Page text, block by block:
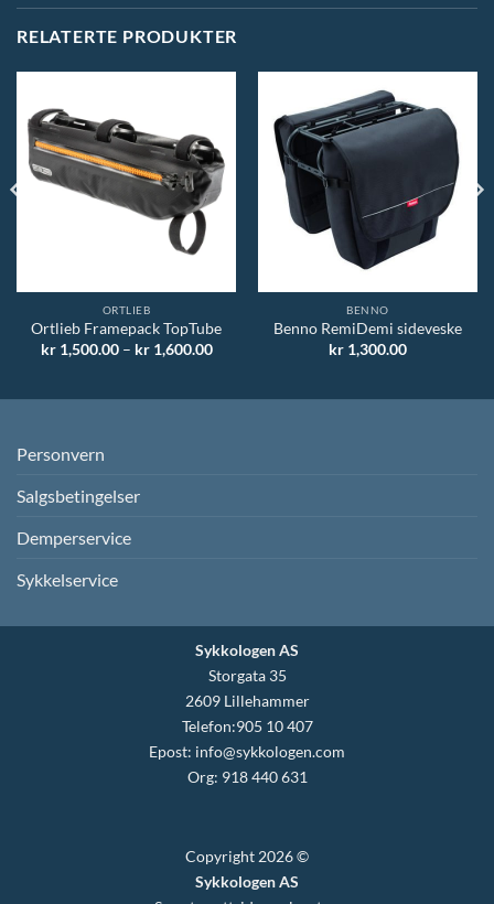
RELATERTE PRODUKTER
ORTLIEB
Ortlieb Framepack TopTube
kr1,500.00 – kr1,600.00Prisområde:
BENNO
Benno RemiDemi sideveske
kr 1,300.00
Personvern
Salgsbetingelser
Demperservice
Sykkelservice
Sykkologen AS
Storgata 35
2609 Lillehammer
Telefon:905 10 407
Epost: info@sykkologen.com
Org: 918 440 631
Copyright 2026 ©
Sykkologen AS